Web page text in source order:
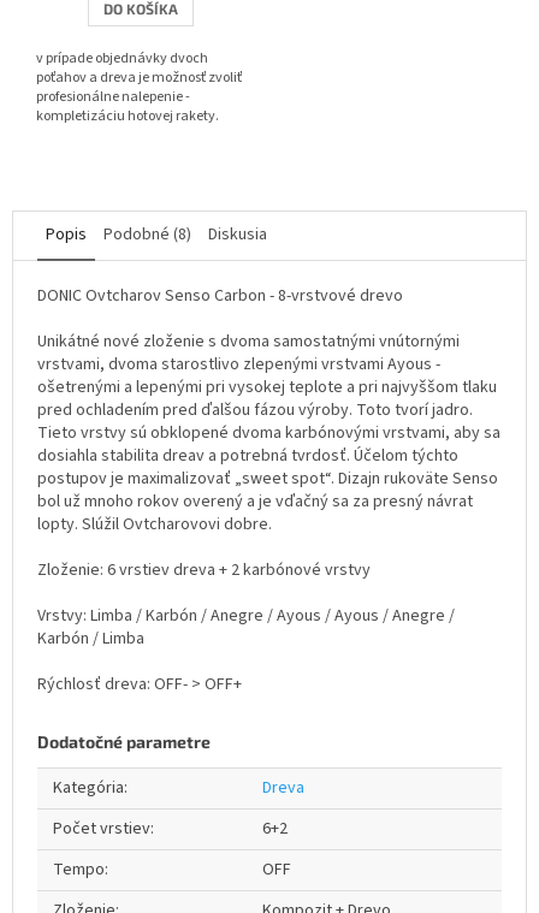
z
hviezdičiek.
DO KOŠÍKA
v prípade objednávky dvoch
poťahov a dreva je možnosť zvoliť
profesionálne nalepenie -
kompletizáciu hotovej rakety.
Popis Podobné (8) Diskusia
DONIC Ovtcharov Senso Carbon - 8-vrstvové drevo
Unikátné nové zloženie s dvoma samostatnými vnútornými
vrstvami, dvoma starostlivo zlepenými vrstvami Ayous -
ošetrenými a lepenými pri vysokej teplote a pri najvyššom tlaku
pred ochladením pred ďalšou fázou výroby. Toto tvorí jadro.
Tieto vrstvy sú obklopené dvoma karbónovými vrstvami, aby sa
dosiahla stabilita dreav a potrebná tvrdosť. Účelom týchto
postupov je maximalizovať „sweet spot“. Dizajn rukoväte Senso
bol už mnoho rokov overený a je vďačný sa za presný návrat
lopty. Slúžil Ovtcharovovi dobre.
Zloženie: 6 vrstiev dreva + 2 karbónové vrstvy
Vrstvy: Limba / Karbón / Anegre / Ayous / Ayous / Anegre /
Karbón / Limba
Rýchlosť dreva: OFF- > OFF+
Dodatočné parametre
Kategória:
Dreva
Počet vrstiev:
6+2
Tempo:
OFF